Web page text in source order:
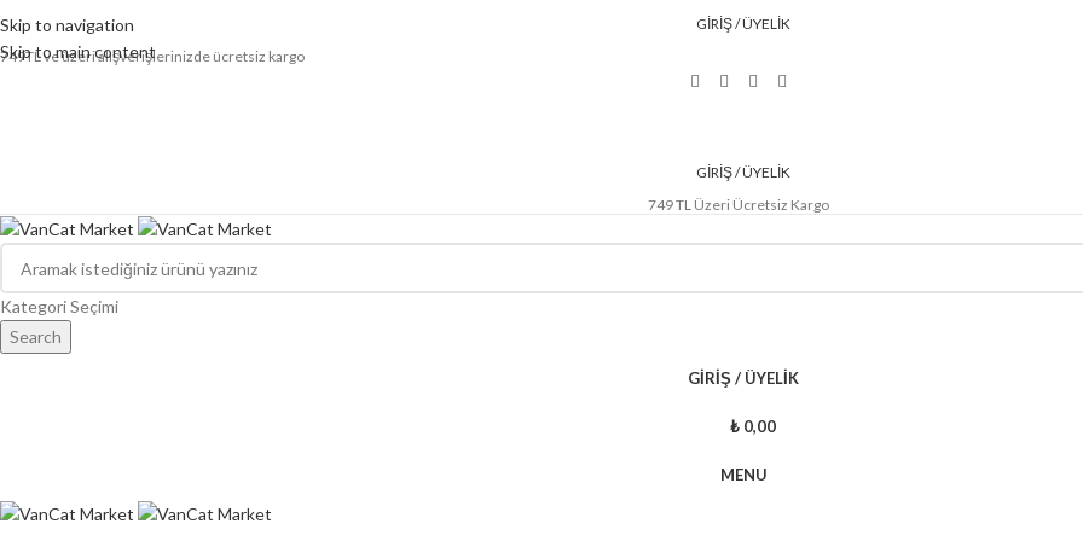
Skip to navigation
Skip to main content
GIRIŞ / ÜYELIK
749TL ve üzeri alışverişlerinizde ücretsiz kargo
GIRIŞ / ÜYELIK
749 TL Üzeri Ücretsiz Kargo
Kategori Seçimi
Search
GIRIŞ / ÜYELIK
₺0,00
MENU